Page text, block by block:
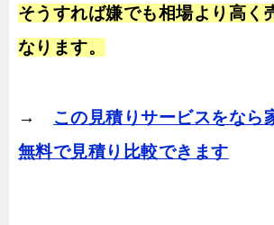
そうすれば嫌でも相場より高く
なります。
→ この見積りサービスをなら
無料で見積り比較できます